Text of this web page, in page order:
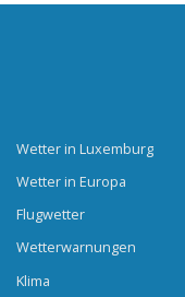
Wetter in Luxemburg
Wetter in Europa
Flugwetter
Wetterwarnungen
Klima